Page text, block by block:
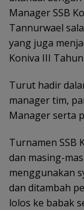
Manager SSB
Tannurwael
yang juga
Koniva III Tahun
Turut hadir
manager tim,
Manager serta
Turnamen SSB
dan masing-
menggunakan
dan ditambah
lolos ke babak